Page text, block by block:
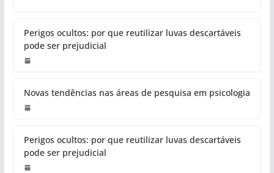
Perigos ocultos: por que reutilizar luvas descartáveis
pode ser prejudicial
Novas tendências nas áreas de pesquisa em psicologia
Perigos ocultos: por que reutilizar luvas descartáveis
pode ser prejudicial